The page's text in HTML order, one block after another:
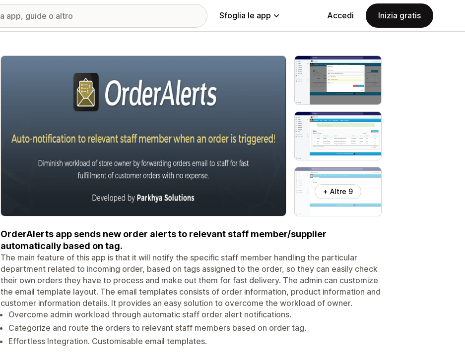
Sfoglia le app Accedi Inizia gratis
Galleria immagini in evidenza
+ Altre 9
OrderAlerts app sends new order alerts to relevant staff member/supplier
automatically based on tag.
The main feature of this app is that it will notify the specific staff member handling the particular
department related to incoming order, based on tags assigned to the order, so they can easily check
their own orders they have to process and make out them for fast delivery. The admin can customize
the email template layout. The email templates consists of order information, product information and
customer information details. It provides an easy solution to overcome the workload of owner.
Overcome admin workload through automatic staff order alert notifications.
Categorize and route the orders to relevant staff members based on order tag.
Effortless Integration. Customisable email templates.